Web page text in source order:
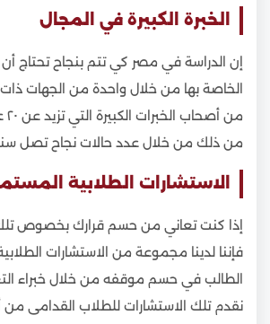
الخبرة الكبيرة في المجال
إن الدراسة في مصر كي تتم بنجاح تحتاج أن
الخاصة بها من خلال واحدة من الجهات ذات
من ذلك من خلال عدد حالات نجاح تصل سنوياً إلى
الاستشارات الطلابية
إذا كنت تعاني من حسم قرارك بخصوص تلك
فإننا لدينا مجموعة من الاستشارات
الطالب في حسم موقفه من خلال خبراء
نقدم تلك الاستشارات للطلاب القدامى